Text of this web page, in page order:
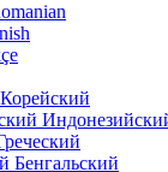
Корейский
Бенгальский